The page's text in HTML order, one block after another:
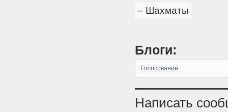
– Шахматы
Блоги:
Голосование
Написать